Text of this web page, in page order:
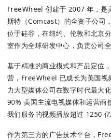
FreeWheel 创建于 2007 年，是
斯特（Comcast）的全资子公司
位于硅谷，在纽约、伦敦和北京
室作为全球研发中心，负责公司
基于精准的商业模式和产品定位
营，FreeWheel 已成长为美国视
力大型媒体公司在数字时代最大
90% 美国主流电视媒体和运营商
我们服务的视频播放超过 1250 亿
作为第三方的广告技术平台，